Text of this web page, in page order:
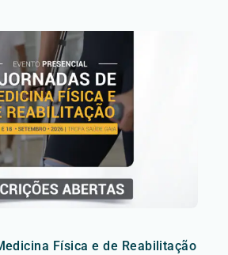
Física e de Reabilitação